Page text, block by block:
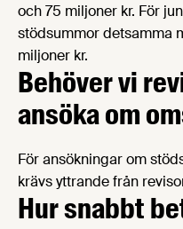
och 75 miljoner kr. För
stödsummor detsamma
miljoner kr.
Behöver vi
ansöka om
För ansökningar om
krävs yttrande från
Hur snabbt